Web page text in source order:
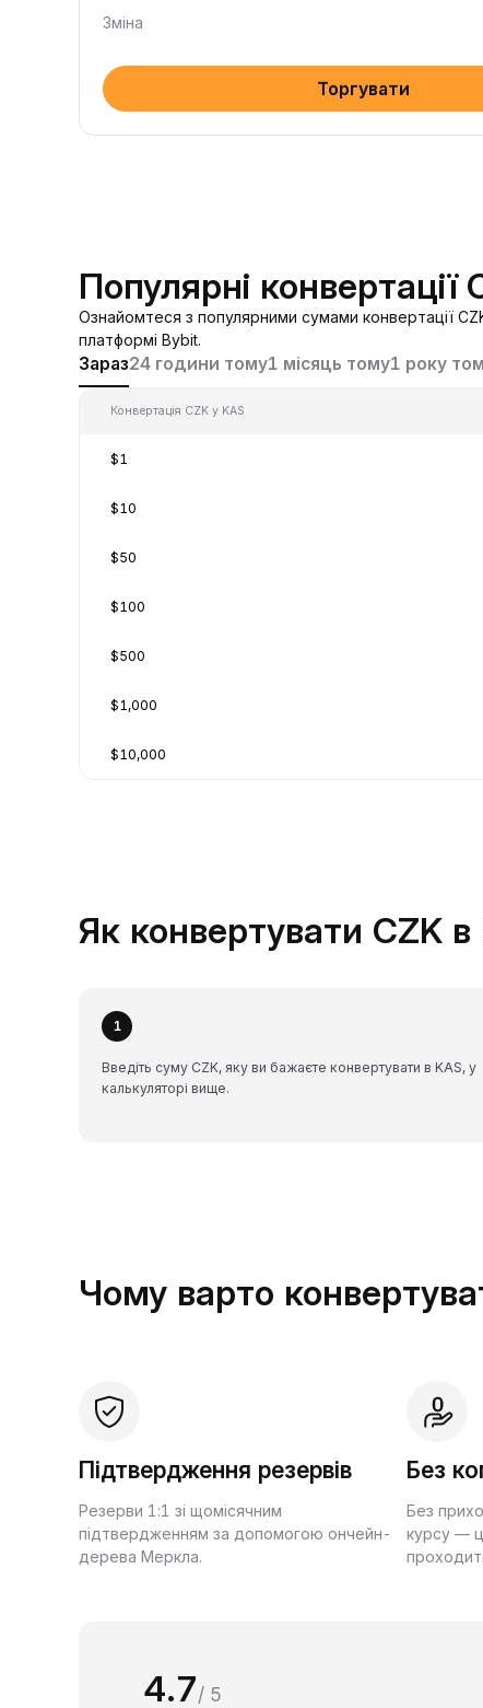
Зміна
Торгувати
Популярні конвертації
Ознайомтеся з популярними сумами конвертації
платформі Bybit.
Зараз24 години тому1 місяць тому1 року
Конвертація CZK у KAS
$1
$10
$50
$100
$500
$1,000
$10,000
Як конвертувати CZK
1
Введіть суму CZK, яку ви бажаєте конвертувати в KAS, у
калькуляторі вище.
Чому варто
Підтвердження резервів
Резерви 1:1 зі щомісячним
підтвердженням за допомогою ончейн-
дерева Меркла.
Без
Без
курсу —
4.7/ 5